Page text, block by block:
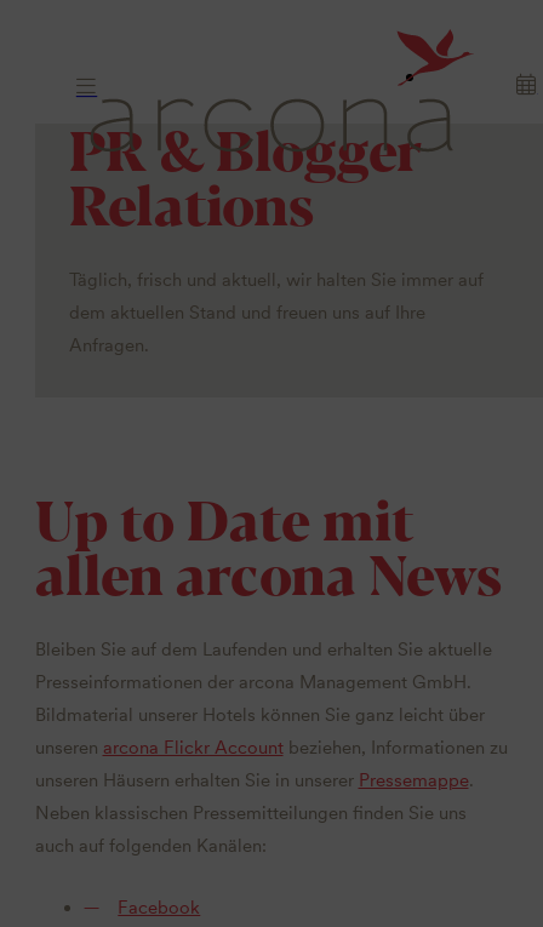
PR & Blogger
Relations
Täglich, frisch und aktuell, wir halten Sie immer auf
dem aktuellen Stand und freuen uns auf Ihre
Anfragen.
Up to Date mit
allen arcona News
Bleiben Sie auf dem Laufenden und erhalten Sie aktuelle
Presseinformationen der arcona Management GmbH.
Bildmaterial unserer Hotels können Sie ganz leicht über
unseren arcona Flickr Accountbeziehen, Informationen zu
unseren Häusern erhalten Sie in unserer Pressemappe.
Neben klassischen Pressemitteilungen finden Sie uns
auch auf folgenden Kanälen:
Facebook